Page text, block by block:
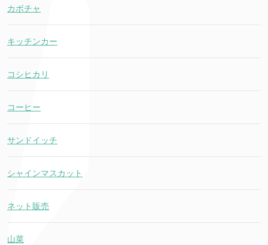
カボチャ
キッチンカー
コシヒカリ
コーヒー
サンドイッチ
シャインマスカット
ネット販売
山菜